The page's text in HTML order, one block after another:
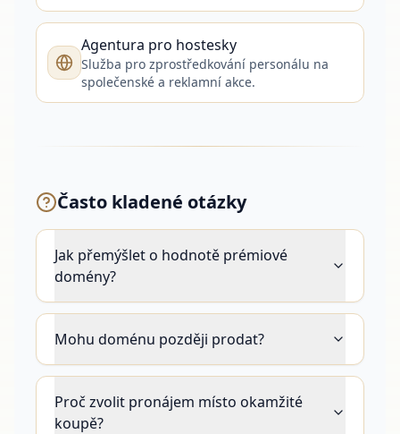
Agentura pro hostesky
Služba pro zprostředkování personálu na
společenské a reklamní akce.
Často kladené otázky
Jak přemýšlet o hodnotě prémiové
domény?
Mohu doménu později prodat?
Proč zvolit pronájem místo okamžité
koupě?